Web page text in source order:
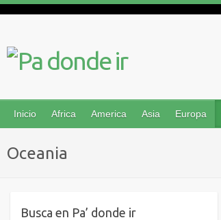
Inicio Africa America Asia Europa
Oceania
Busca en Pa’ donde ir